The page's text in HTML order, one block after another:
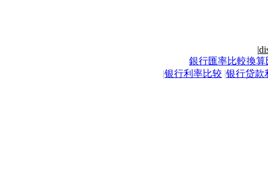
|
銀行匯率比較換算
|银行利率比较 |银行贷款